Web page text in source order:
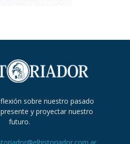
sobre nuestro pasado
y proyectar nuestro
futuro.